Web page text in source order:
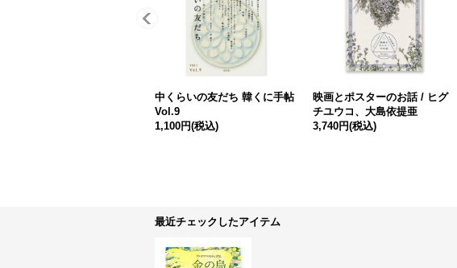
中くらいの友だち 韓くに手帖
Vol.9
1,100円(税込)
映画とポスターのお話 / ヒグ
チユウコ、大島依提亜
3,740円(税込)
最近チェックしたアイテム